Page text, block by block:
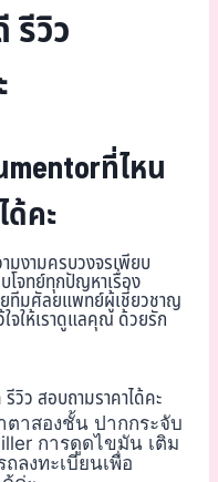
รีวิว
ที่ไหน
คะ
มงามครบวงจรเพียบ
โจทย์ทุกปัญหาเรื่อง
ยทีมศัลยแพทย์ผู้เชี่ยวชาญ
จให้เราดูแลคุณ ด้วยรัก
วิว สอบถามราคาได้คะ
ตาสองชั้น ปากกระจับ
การดูดไขมัน เติม
ลงทะเบียนเพื่อ